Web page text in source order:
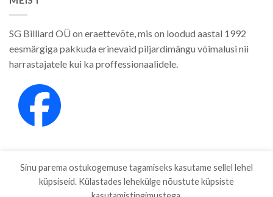
SG Billiard OÜ on eraettevõte, mis on loodud aastal 1992
eesmärgiga pakkuda erinevaid piljardimängu võimalusi nii
harrastajatele kui ka proffessionaalidele.
Sinu parema ostukogemuse tagamiseks kasutame sellel lehel
küpsiseid. Külastades lehekülge nõustute küpsiste